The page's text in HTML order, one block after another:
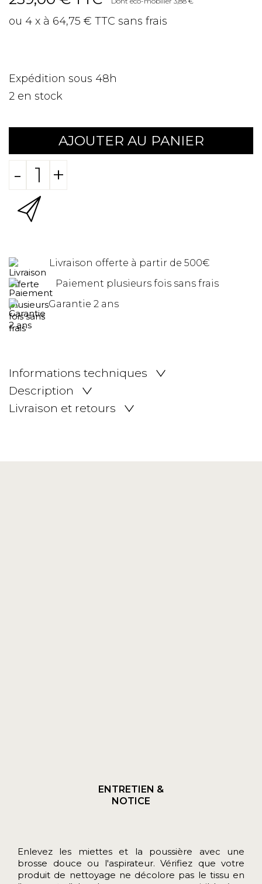
ou 4 x à 64,75 € TTC sans frais
Expédition sous 48h
2 en stock
AJOUTER AU PANIER
- +
Livraison offerte à partir de 500€
Paiement plusieurs fois sans frais
Garantie 2 ans
Informations techniques
Description
Livraison et retours
ENTRETIEN &
NOTICE
Enlevez les miettes et la poussière avec une
brosse douce ou l'aspirateur. Vérifiez que votre
produit de nettoyage ne décolore pas le tissu en